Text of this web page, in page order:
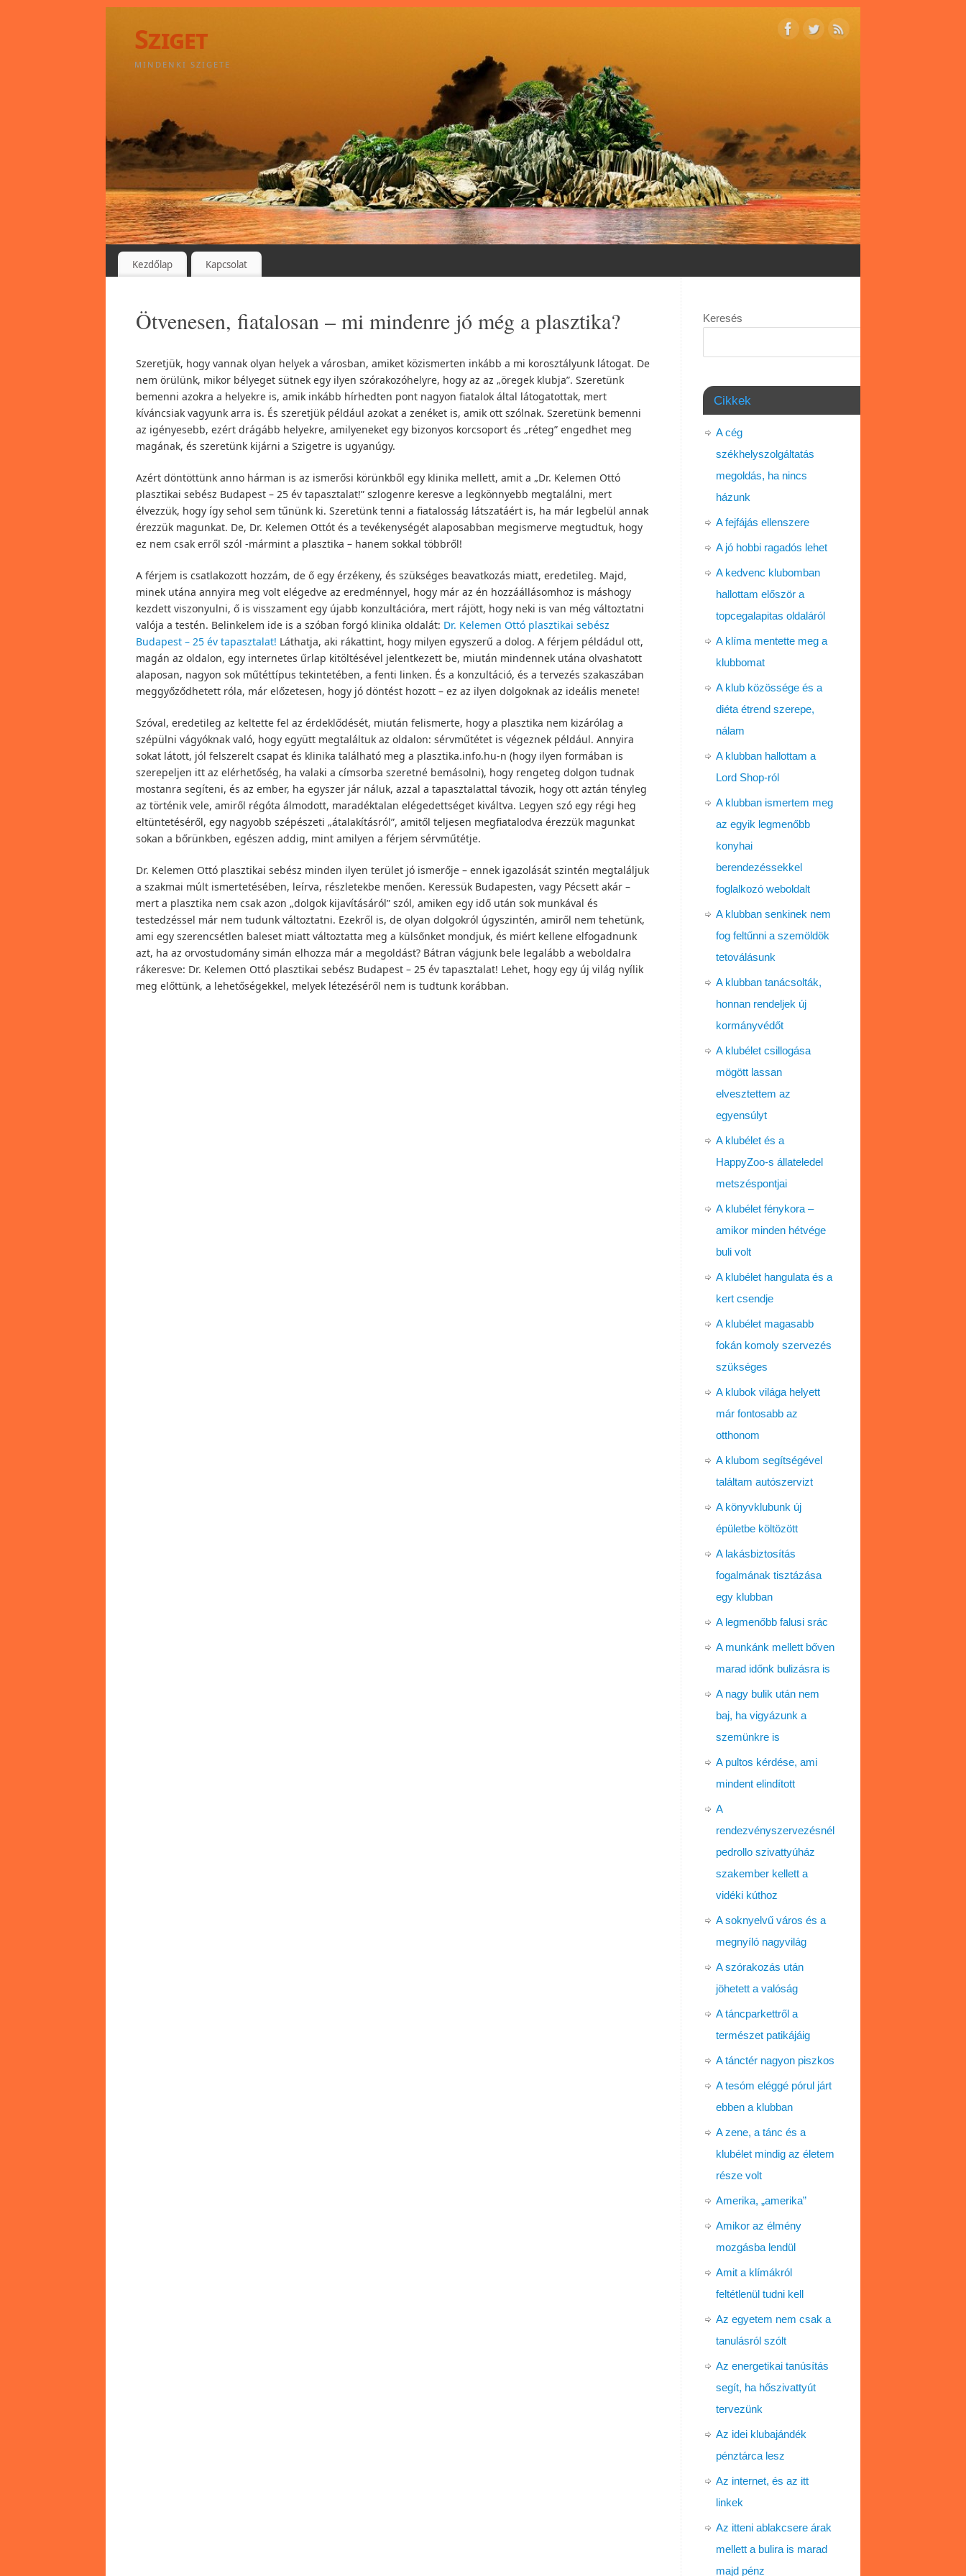
Sziget
MINDENKI SZIGETE
Kezdőlap Kapcsolat
Ötvenesen, fiatalosan – mi mindenre jó még a plasztika?
Szeretjük, hogy vannak olyan helyek a városban, amiket közismerten inkább a mi korosztályunk látogat. De
nem örülünk, mikor bélyeget sütnek egy ilyen szórakozóhelyre, hogy az az „öregek klubja”. Szeretünk
bemenni azokra a helyekre is, amik inkább hírhedten pont nagyon fiatalok által látogatottak, mert
kíváncsiak vagyunk arra is. És szeretjük például azokat a zenéket is, amik ott szólnak. Szeretünk bemenni
az igényesebb, ezért drágább helyekre, amilyeneket egy bizonyos korcsoport és „réteg” engedhet meg
magának, és szeretünk kijárni a Szigetre is ugyanúgy.
Azért döntöttünk anno hárman is az ismerősi körünkből egy klinika mellett, amit a „Dr. Kelemen Ottó
plasztikai sebész Budapest – 25 év tapasztalat!” szlogenre keresve a legkönnyebb megtalálni, mert
élvezzük, hogy így sehol sem tűnünk ki. Szeretünk tenni a fiatalosság látszatáért is, ha már legbelül annak
érezzük magunkat. De, Dr. Kelemen Ottót és a tevékenységét alaposabban megismerve megtudtuk, hogy
ez nem csak erről szól -mármint a plasztika – hanem sokkal többről!
A férjem is csatlakozott hozzám, de ő egy érzékeny, és szükséges beavatkozás miatt, eredetileg. Majd,
minek utána annyira meg volt elégedve az eredménnyel, hogy már az én hozzáállásomhoz is máshogy
kezdett viszonyulni, ő is visszament egy újabb konzultációra, mert rájött, hogy neki is van még változtatni
valója a testén. Belinkelem ide is a szóban forgó klinika oldalát: Dr. Kelemen Ottó plasztikai sebész
Budapest – 25 év tapasztalat! Láthatja, aki rákattint, hogy milyen egyszerű a dolog. A férjem példádul ott,
magán az oldalon, egy internetes űrlap kitöltésével jelentkezett be, miután mindennek utána olvashatott
alaposan, nagyon sok műtéttípus tekintetében, a fenti linken. És a konzultáció, és a tervezés szakaszában
meggyőződhetett róla, már előzetesen, hogy jó döntést hozott – ez az ilyen dolgoknak az ideális menete!
Szóval, eredetileg az keltette fel az érdeklődését, miután felismerte, hogy a plasztika nem kizárólag a
szépülni vágyóknak való, hogy együtt megtaláltuk az oldalon: sérvműtétet is végeznek például. Annyira
sokat látott, jól felszerelt csapat és klinika található meg a plasztika.info.hu-n (hogy ilyen formában is
szerepeljen itt az elérhetőség, ha valaki a címsorba szeretné bemásolni), hogy rengeteg dolgon tudnak
mostanra segíteni, és az ember, ha egyszer jár náluk, azzal a tapasztalattal távozik, hogy ott aztán tényleg
az történik vele, amiről régóta álmodott, maradéktalan elégedettséget kiváltva. Legyen szó egy régi heg
eltüntetéséről, egy nagyobb szépészeti „átalakításról”, amitől teljesen megfiatalodva érezzük magunkat
sokan a bőrünkben, egészen addig, mint amilyen a férjem sérvműtétje.
Dr. Kelemen Ottó plasztikai sebész minden ilyen terület jó ismerője – ennek igazolását szintén megtaláljuk
a szakmai múlt ismertetésében, leírva, részletekbe menően. Keressük Budapesten, vagy Pécsett akár –
mert a plasztika nem csak azon „dolgok kijavításáról” szól, amiken egy idő után sok munkával és
testedzéssel már nem tudunk változtatni. Ezekről is, de olyan dolgokról úgyszintén, amiről nem tehetünk,
ami egy szerencsétlen baleset miatt változtatta meg a külsőnket mondjuk, és miért kellene elfogadnunk
azt, ha az orvostudomány simán elhozza már a megoldást? Bátran vágjunk bele legalább a weboldalra
rákeresve: Dr. Kelemen Ottó plasztikai sebész Budapest – 25 év tapasztalat! Lehet, hogy egy új világ nyílik
meg előttünk, a lehetőségekkel, melyek létezéséről nem is tudtunk korábban.
Keresés
Cikkek
A cég
székhelyszolgáltatás
megoldás, ha nincs
házunk
A fejfájás ellenszere
A jó hobbi ragadós lehet
A kedvenc klubomban
hallottam először a
topcegalapitas oldaláról
A klíma mentette meg a
klubbomat
A klub közössége és a
diéta étrend szerepe,
nálam
A klubban hallottam a
Lord Shop-ról
A klubban ismertem meg
az egyik legmenőbb
konyhai
berendezéssekkel
foglalkozó weboldalt
A klubban senkinek nem
fog feltűnni a szemöldök
tetoválásunk
A klubban tanácsolták,
honnan rendeljek új
kormányvédőt
A klubélet csillogása
mögött lassan
elvesztettem az
egyensúlyt
A klubélet és a
HappyZoo-s állateledel
metszéspontjai
A klubélet fénykora –
amikor minden hétvége
buli volt
A klubélet hangulata és a
kert csendje
A klubélet magasabb
fokán komoly szervezés
szükséges
A klubok világa helyett
már fontosabb az
otthonom
A klubom segítségével
találtam autószervizt
A könyvklubunk új
épületbe költözött
A lakásbiztosítás
fogalmának tisztázása
egy klubban
A legmenőbb falusi srác
A munkánk mellett bőven
marad időnk bulizásra is
A nagy bulik után nem
baj, ha vigyázunk a
szemünkre is
A pultos kérdése, ami
mindent elindított
A
rendezvényszervezésnél
pedrollo szivattyúház
szakember kellett a
vidéki kúthoz
A soknyelvű város és a
megnyíló nagyvilág
A szórakozás után
jöhetett a valóság
A táncparkettről a
természet patikájáig
A tánctér nagyon piszkos
A tesóm eléggé pórul járt
ebben a klubban
A zene, a tánc és a
klubélet mindig az életem
része volt
Amerika, „amerika”
Amikor az élmény
mozgásba lendül
Amit a klímákról
feltétlenül tudni kell
Az egyetem nem csak a
tanulásról szólt
Az energetikai tanúsítás
segít, ha hőszivattyút
tervezünk
Az idei klubajándék
pénztárca lesz
Az internet, és az itt
linkek
Az itteni ablakcsere árak
mellett a bulira is marad
majd pénz